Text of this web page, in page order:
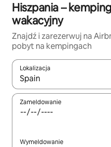
Hiszpania –
wakacyjny
Znajdź i zarezerwuj na
pobyt na kempingach
Lokalizacja
Gdy wyniki będą dostępne,
Zameldowanie
Wymeldowanie